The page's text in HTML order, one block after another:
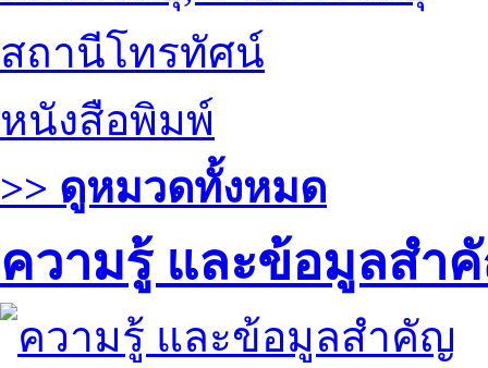
สถานีโทรทัศน์
หนังสือพิมพ์
>> ดูหมวดทั้งหมด
ความรู้ และข้อมูลสำ